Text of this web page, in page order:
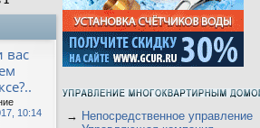
вас
10:14
→ Непосредственное управление